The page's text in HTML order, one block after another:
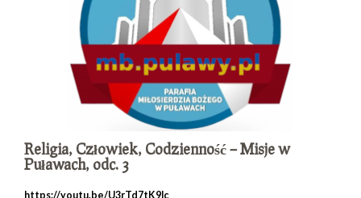
Religia, Człowiek, Codzienność – Misje w
Puławach, odc. 3
https://youtu.be/U3rTd7tK9lc